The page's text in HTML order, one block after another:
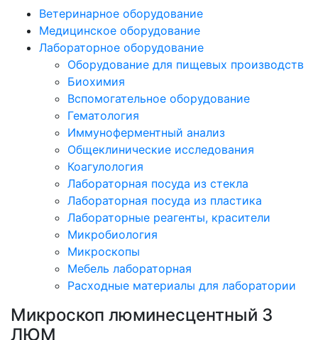
Ветеринарное оборудование
Медицинское оборудование
Лабораторное оборудование
Оборудование для пищевых производств
Биохимия
Вспомогательное оборудование
Гематология
Иммуноферментный анализ
Общеклинические исследования
Коагулология
Лабораторная посуда из стекла
Лабораторная посуда из пластика
Лабораторные реагенты, красители
Микробиология
Микроскопы
Мебель лабораторная
Расходные материалы для лаборатории
Микроскоп люминесцентный 3
ЛЮМ